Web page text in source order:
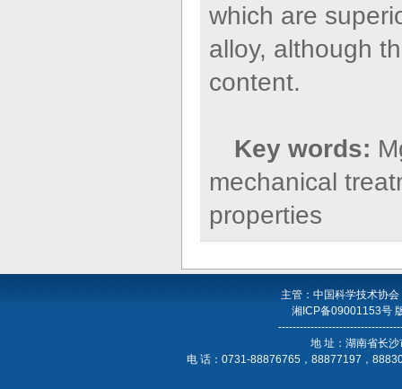
which are
alloy, although
content.
Key words:
mechanical
properties
主管：中国科学技术协
湘ICP备09001153号
地 址：湖南省长
电 话：0731-88876765，88877197，